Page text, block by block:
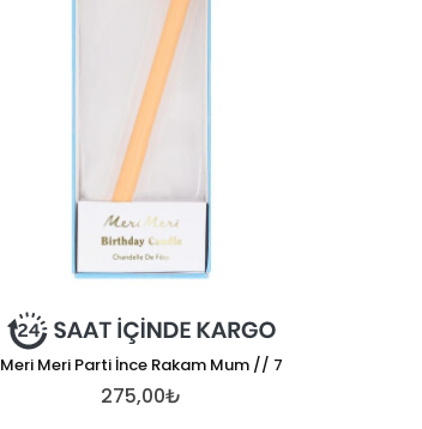
Meri Meri Parti İnce Rakam Mum // 7
275,00₺